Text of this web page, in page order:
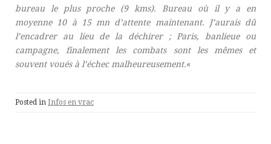
bureau le plus proche (9 kms). Bureau où il y a en
moyenne 10 à 15 mn d’attente maintenant. J’aurais dû
l’encadrer au lieu de la déchirer ; Paris, banlieue ou
campagne, finalement les combats sont les mêmes et
souvent voués à l’échec malheureusement.«
Posted in Infos en vrac